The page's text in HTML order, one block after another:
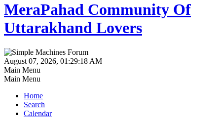
MeraPahad Community Of
Uttarakhand Lovers
August 07, 2026, 01:29:18 AM
Main Menu
Main Menu
Home
Search
Calendar